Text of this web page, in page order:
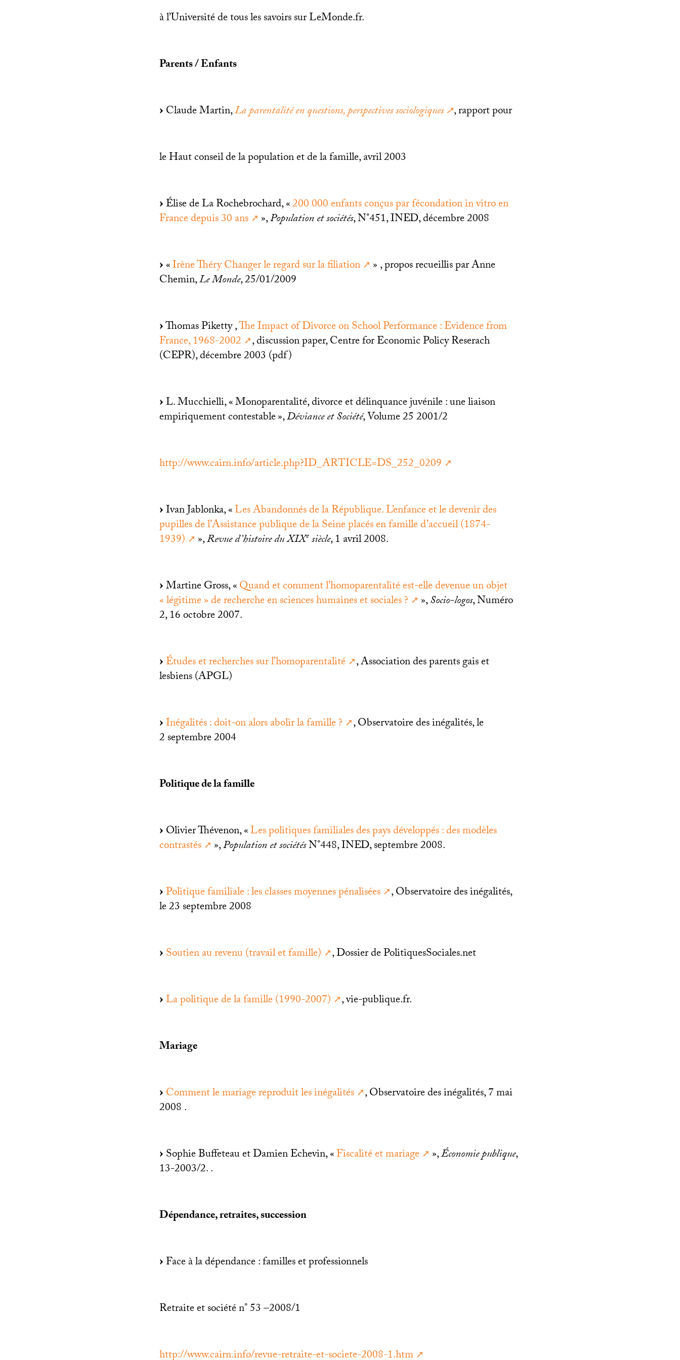
à l’Université de tous les savoirs sur LeMonde.fr.
Parents / Enfants
Claude Martin,La parentalité en questions, perspectives sociologiques , rapport pour
le Haut conseil de la population et de la famille, avril 2003
Élise de La Rochebrochard, «200 000 enfants conçus par fécondation in vitro en
France depuis 30 ans
»,Population et sociétés, N°451,INED, décembre 2008
«Irène Théry Changer le regard sur la filiation
» , propos recueillis par Anne
Chemin,Le Monde, 25/01/2009
Thomas Piketty ,The Impact of Divorce on School Performance : Evidence from
France, 1968-2002
, discussion paper, Centre for Economic Policy Reserach
(CEPR), décembre 2003 (pdf)
L. Mucchielli, «Monoparentalité, divorce et délinquance juvénile : une liaison
empiriquement contestable»,Déviance et Société, Volume 25 2001/2
http://www.cairn.info/article.php?ID_ARTICLE=DS_252_0209
Ivan Jablonka, «Les Abandonnés de la République. L’enfance et le devenir des
pupilles de l’Assistance publique de la Seine placés en famille d’accueil (1874-
1939)
»,Revue d’histoire duXIXesiècle, 1 avril 2008.
Martine Gross, «Quand et comment l’homoparentalité est-elle devenue un objet
«légitime» de recherche en sciences humaines et sociales? »,Socio-logos, Numéro
2, 16 octobre 2007.
Études et recherches sur l’homoparentalité
, Association des parents gais et
lesbiens (APGL)
Inégalités : doit-on alors abolir la famille?
, Observatoire des inégalités, le
2 septembre 2004
Politique de la famille
Olivier Thévenon, «Les politiques familiales des pays développés : des modèles
contrastés
»,Population et sociétésN°448,INED, septembre 2008.
Politique familiale : les classes moyennes pénalisées
, Observatoire des inégalités,
le 23 septembre 2008
Soutien au revenu (travail et famille) , Dossier de PolitiquesSociales.net
La politique de la famille (1990-2007) , vie-publique.fr.
Mariage
Comment le mariage reproduit les inégalités
, Observatoire des inégalités, 7 mai
2008 .
Sophie Buffeteau et Damien Echevin, «Fiscalité et mariage »,Économie publique,
13-2003/2. .
Dépendance, retraites, succession
Face à la dépendance : familles et professionnels
Retraite et société n° 53 –2008/1
http://www.cairn.info/revue-retraite-et-societe-2008-1.htm